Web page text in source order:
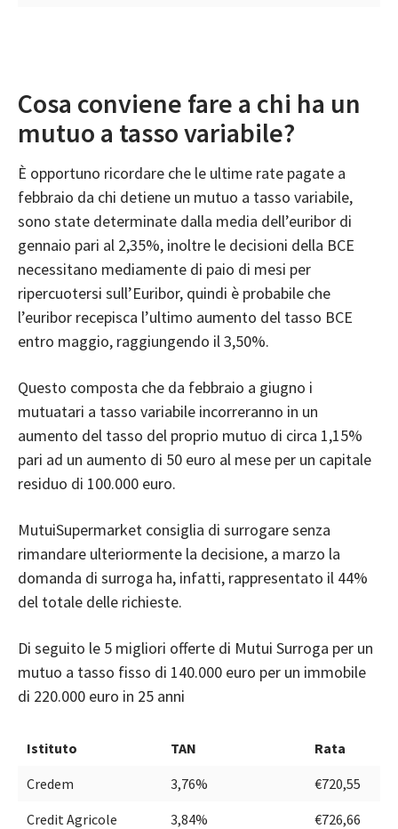
Cosa conviene fare a chi ha un
mutuo a tasso variabile?
È opportuno ricordare che le ultime rate pagate a
febbraio da chi detiene un mutuo a tasso variabile,
sono state determinate dalla media dell’euribor di
gennaio pari al 2,35%, inoltre le decisioni della BCE
necessitano mediamente di paio di mesi per
ripercuotersi sull’Euribor, quindi è probabile che
l’euribor recepisca l’ultimo aumento del tasso BCE
entro maggio, raggiungendo il 3,50%.
Questo composta che da febbraio a giugno i
mutuatari a tasso variabile incorreranno in un
aumento del tasso del proprio mutuo di circa 1,15%
pari ad un aumento di 50 euro al mese per un capitale
residuo di 100.000 euro.
MutuiSupermarket consiglia di surrogare senza
rimandare ulteriormente la decisione, a marzo la
domanda di surroga ha, infatti, rappresentato il 44%
del totale delle richieste.
Di seguito le 5 migliori offerte di Mutui Surroga per un
mutuo a tasso fisso di 140.000 euro per un immobile
di 220.000 euro in 25 anni
Istituto TAN
Rata
Credem
3,76%
€720,55
Credit Agricole
3,84% €726,66